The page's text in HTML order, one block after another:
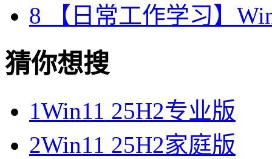
8 【日常工作学习】
猜你想搜
1Win11 25H2专业版
2Win11 25H2家庭版